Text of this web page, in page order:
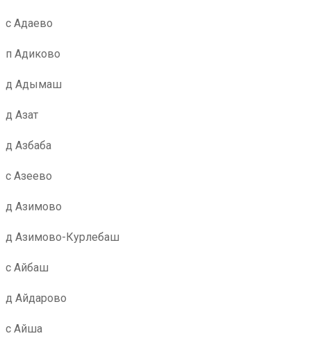
с Адаево
п Адиково
д Адымаш
д Азат
д Азбаба
с Азеево
д Азимово
д Азимово-Курлебаш
с Айбаш
д Айдарово
с Айша